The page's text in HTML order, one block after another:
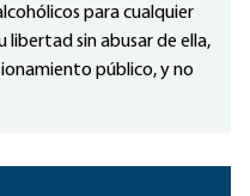
para cualquier
libertad sin abusar de ella,
público, y no